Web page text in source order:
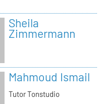
Sheila
Zimmermann
Mahmoud Ismail
Tutor Tonstudio